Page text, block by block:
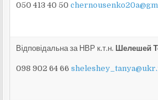
050 413 40 50
Відповідальна за НВР к.т.н. Шелешей
098 902 64 66